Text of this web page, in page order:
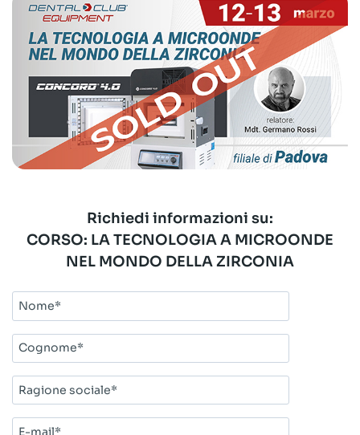
Richiedi informazioni su:
CORSO: LA TECNOLOGIA A MICROONDE
NEL MONDO DELLA ZIRCONIA
Nome*
Cognome*
Ragione
sociale*
E-